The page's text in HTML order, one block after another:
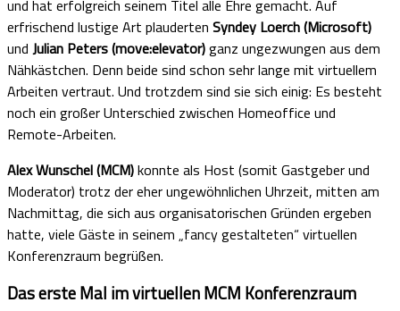
und hat erfolgreich seinem Titel alle Ehre gemacht. Auf
erfrischend lustige Art plauderten Syndey Loerch (Microsoft)
und Julian Peters (move:elevator)ganz ungezwungen aus dem
Nähkästchen. Denn beide sind schon sehr lange mit virtuellem
Arbeiten vertraut. Und trotzdem sind sie sich einig: Es besteht
noch ein großer Unterschied zwischen Homeoffice und
Remote-Arbeiten.
Alex Wunschel (MCM)konnte als Host (somit Gastgeber und
Moderator) trotz der eher ungewöhnlichen Uhrzeit, mitten am
Nachmittag, die sich aus organisatorischen Gründen ergeben
hatte, viele Gäste in seinem „fancy gestalteten“ virtuellen
Konferenzraum begrüßen.
Das erste Mal im virtuellen MCM Konferenzraum